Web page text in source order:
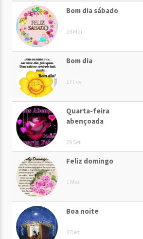
Bom dia sábado
28 Mai
Bom dia
17 Fev
Quarta-feira
abençoada
29 Set
Feliz domingo
1 Mai
Boa noite
9 Dez